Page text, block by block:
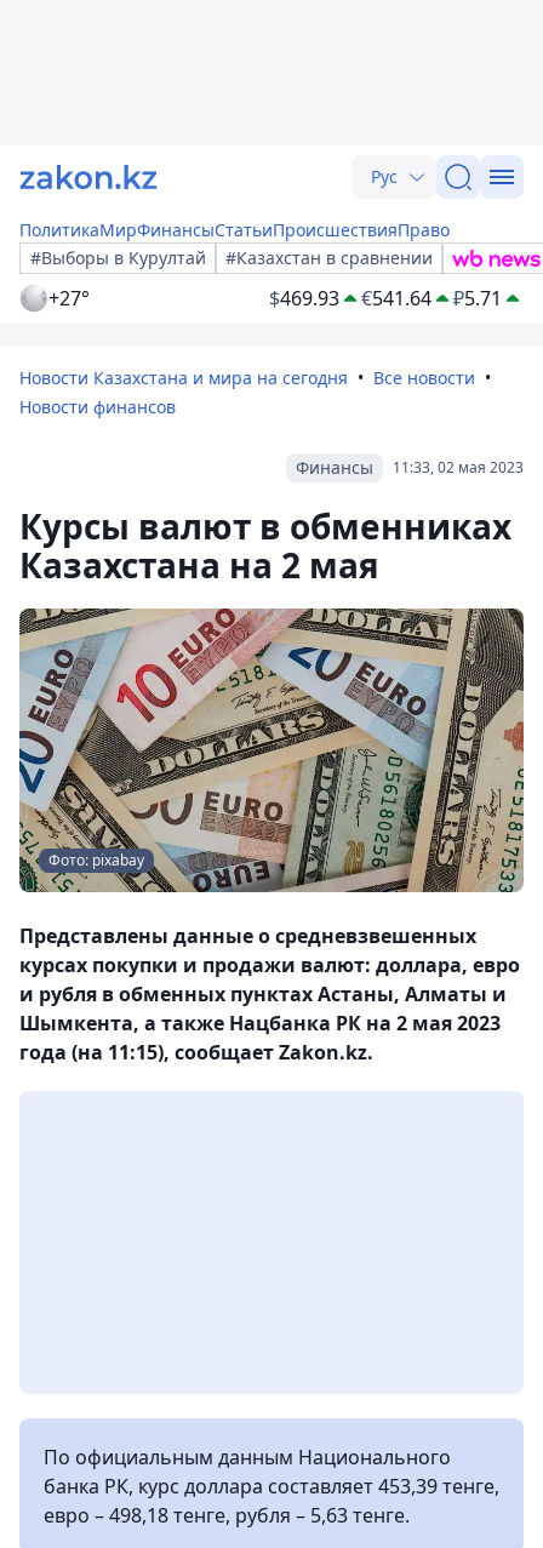
Рус
ПолитикаМирФинансыСтатьиПроисшествияПраво
#Выборы в Курултай
#Казахстан в сравнении
+27° $469.93 €541.64 ₽5.71
Новости Казахстана и мира на сегодня
Все новости
Новости финансов
11:33, 02 мая 2023
Финансы
Курсы валют в обменниках
Казахстана на 2 мая
Фото: pixabay
Представлены данные о средневзвешенных
курсах покупки и продажи валют: доллара, евро
и рубля в обменных пунктах Астаны, Алматы и
Шымкента, а также Нацбанка РК на 2 мая 2023
года (на 11:15), сообщает Zakon.kz.
По официальным данным Национального
банка РК, курс доллара составляет 453,39 тенге,
евро – 498,18 тенге, рубля – 5,63 тенге.